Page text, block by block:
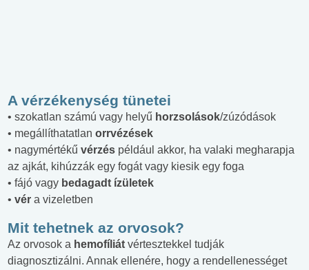
A vérzékenység tünetei
• szokatlan számú vagy helyű horzsolások/zúzódások
• megállíthatatlan orrvézések
• nagymértékű vérzés például akkor, ha valaki megharapja
az ajkát, kihúzzák egy fogát vagy kiesik egy foga
• fájó vagy bedagadt ízületek
• vér a vizeletben
Mit tehetnek az orvosok?
Az orvosok a hemofíliát vértesztekkel tudják
diagnosztizálni. Annak ellenére, hogy a rendellenességet